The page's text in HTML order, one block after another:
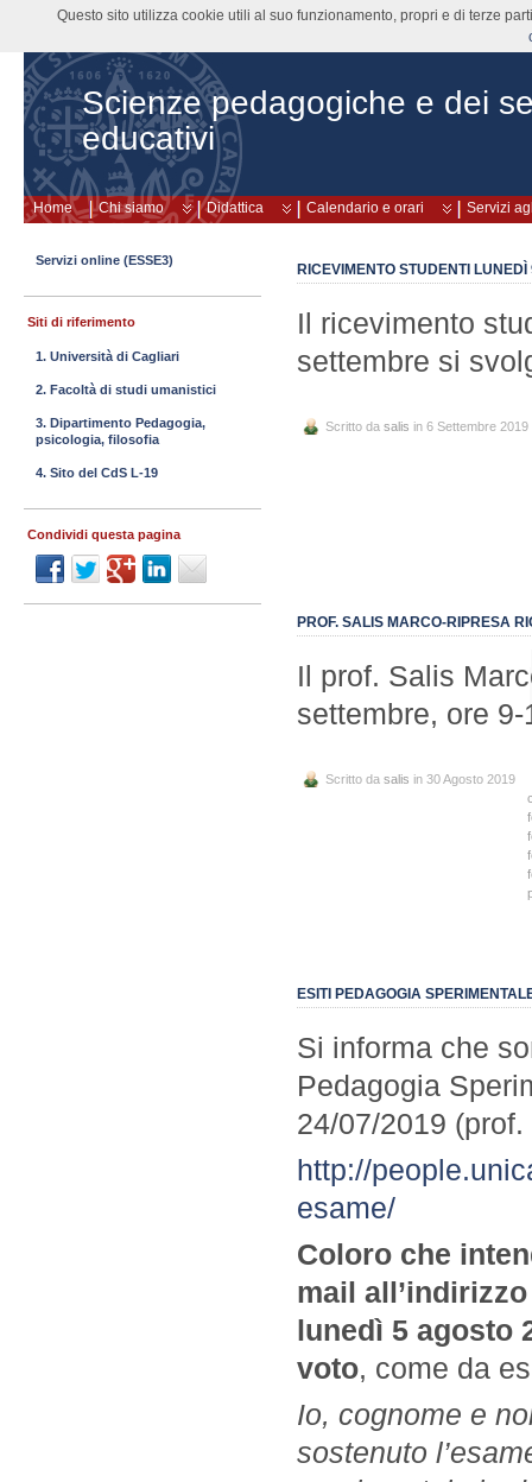
Scienze pedagogiche e dei
educativi
Home Chi siamo Didattica Calendario e orari Servizi
RICEVIMENTO STUDENTI
Il ricevimento
settembre si
Scritto da salis in 6 Settembre 2019
PROF. SALIS MARCO-RIPRESA
Il prof. Salis
settembre, ore 9-
Scritto da salis in 30 Agosto 2019
ESITI PEDAGOGIA
Si informa che
Pedagogia
24/07/2019
http://
esame/
Coloro che
mail
lunedì 5 agosto
voto, come da
Io, cognome e
sostenuto
Servizi online (ESSE3)
Siti di riferimento
1. Università di Cagliari
2. Facoltà di studi umanistici
3. Dipartimento Pedagogia,
psicologia, filosofia
4. Sito del CdS L-19
Condividi questa pagina
Questo sito utilizza cookie utili al suo funzionamento, propri e di terze